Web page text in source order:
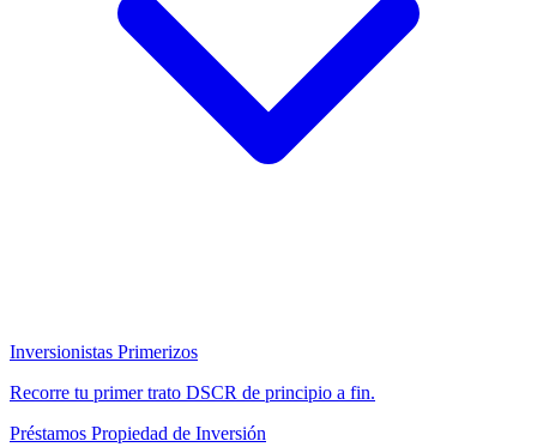
Inversionistas Primerizos
Recorre tu primer trato DSCR de principio a fin.
Préstamos Propiedad de Inversión